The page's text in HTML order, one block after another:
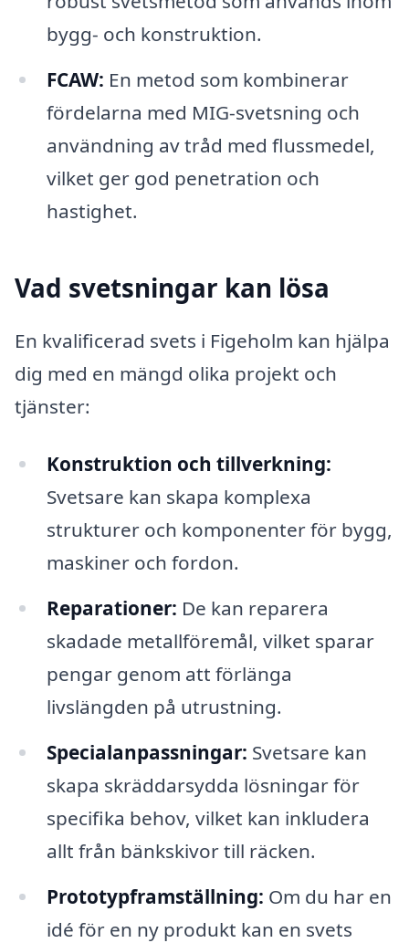
bygg- och konstruktion.
FCAW: En metod som kombinerar
fördelarna med MIG-svetsning och
användning av tråd med flussmedel,
vilket ger god penetration och
hastighet.
Vad svetsningar kan lösa
En kvalificerad svets i Figeholm kan hjälpa
dig med en mängd olika projekt och
tjänster:
Konstruktion och tillverkning:
Svetsare kan skapa komplexa
strukturer och komponenter för bygg,
maskiner och fordon.
Reparationer: De kan reparera
skadade metallföremål, vilket sparar
pengar genom att förlänga
livslängden på utrustning.
Specialanpassningar: Svetsare kan
skapa skräddarsydda lösningar för
specifika behov, vilket kan inkludera
allt från bänkskivor till räcken.
Prototypframställning: Om du har en
idé för en ny produkt kan en svets